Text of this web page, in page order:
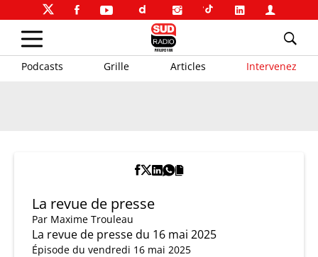
Podcasts Grille Articles Intervenez
La revue de presse
Par Maxime Trouleau
La revue de presse du 16 mai 2025
Épisode du vendredi 16 mai 2025